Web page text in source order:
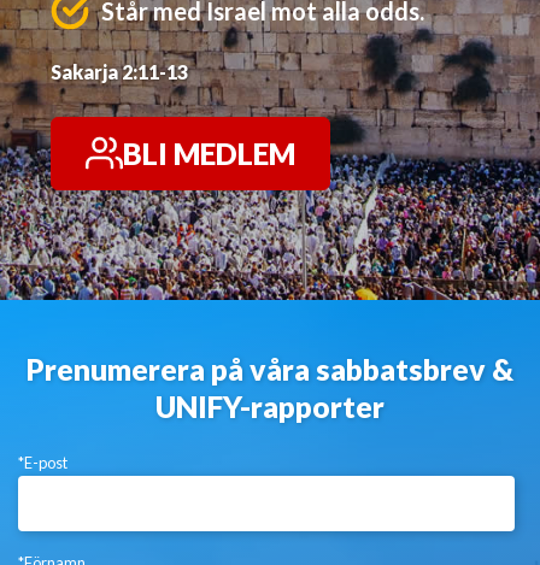
Står med Israel mot alla odds.
Sakarja 2:11-13
BLI MEDLEM
Prenumerera på våra sabbatsbrev &
UNIFY-rapporter
*E-post